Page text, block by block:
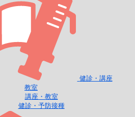
健診・講座
教室
講座・教室
健診・予防接種